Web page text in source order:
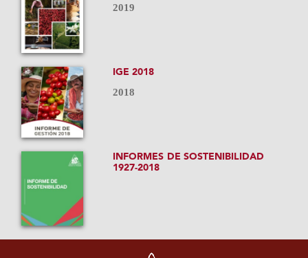
2019
IGE 2018
2018
INFORMES DE SOSTENIBILIDAD
1927-2018